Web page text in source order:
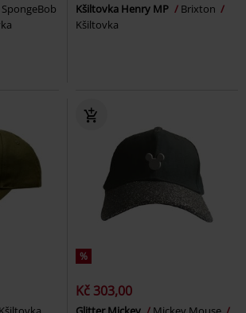
SpongeBob
Kšiltovka Henry MP
Brixton
Kšiltovka
%
Kč 303,00